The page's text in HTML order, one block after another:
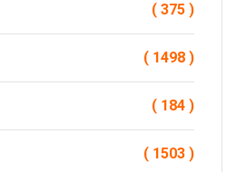
( 375 )
( 1498 )
( 184 )
( 1503 )